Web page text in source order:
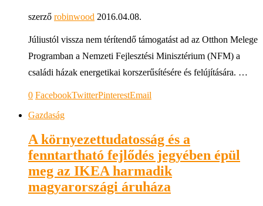
szerző robinwood 2016.04.08.
Júliustól vissza nem térítendő támogatást ad az Otthon Melege
Programban a Nemzeti Fejlesztési Minisztérium (NFM) a
családi házak energetikai korszerűsítésére és felújítására. …
0 FacebookTwitterPinterestEmail
Gazdaság
A környezettudatosság és a
fenntartható fejlődés jegyében épül
meg az IKEA harmadik
magyarországi áruháza